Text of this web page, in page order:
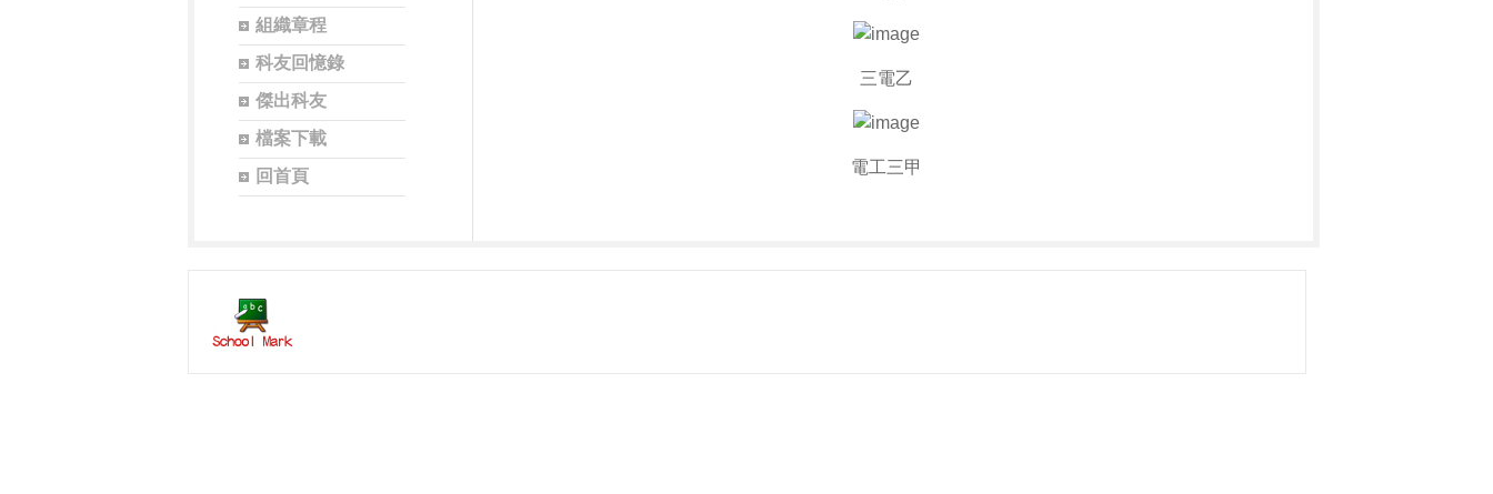
組織章程
科友回憶錄
傑出科友
檔案下載
回首頁
三電乙
電工三甲